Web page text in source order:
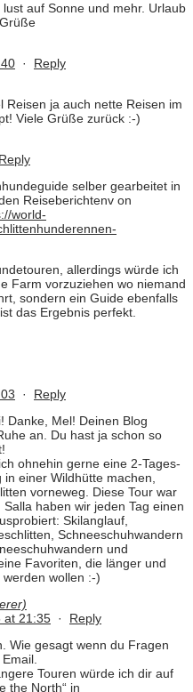
auf Sonne und mehr. Urlaub
· Reply
Reisen ja auch nette Reisen im
Viele Grüße zurück :-)
Reply
selber gearbeitet in
Reiseberichtenv on
world-
allerdings würde ich
Farm vorzuziehen wo niemand
sondern ein Guide ebenfalls
das Ergebnis perfekt.
· Reply
Danke, Mel! Deinen Blog
an. Du hast ja schon so
ohnehin gerne eine 2-Tages-
in einer Wildhütte machen,
vorneweg. Diese Tour war
haben wir jeden Tag einen
Skilanglauf,
Schneeschuhwandern
und
Favoriten, die länger und
wollen :-)
at 21:35 · Reply
Wie gesagt wenn du Fragen
Touren würde ich dir auf
the North“ in